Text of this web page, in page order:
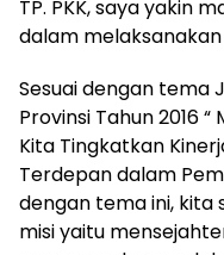
TP. PKK, saya yakin
dalam
Sesuai dengan tema
Provinsi Tahun 2016
Kita Tingkatkan
Terdepan dalam
dengan tema ini, kita
misi yaitu